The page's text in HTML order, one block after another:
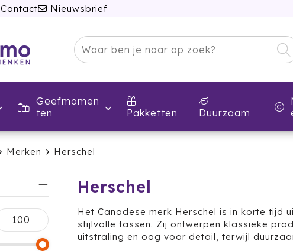
Contact Nieuwsbrief
Geefmomen
ten
Pakketten Duurzaam
Merken Herschel
Herschel
Het Canadese merk Herschel is in korte
stijlvolle tassen. Zij ontwerpen klassieke
uitstraling en oog voor detail, terwijl